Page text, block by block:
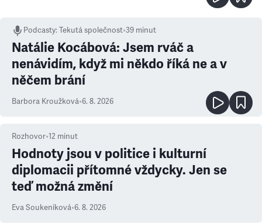
Podcasty:Tekutá společnost•39 minut
Natálie Kocábová: Jsem rváč a
nenávidím, když mi někdo říká ne a v
něčem brání
Barbora Kroužková•6. 8. 2026
Rozhovor•12 minut
Hodnoty jsou v politice i kulturní
diplomacii přítomné vždycky. Jen se
teď možná změní
Eva Soukeníková•6. 8. 2026